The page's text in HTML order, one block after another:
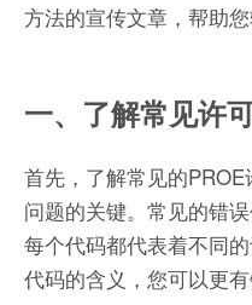
方法的宣传文章，帮助
一、了解常见许
首先，了解常见的
问题的关键。常见的错
每个代码都代表着不同
代码的含义，您可以更有